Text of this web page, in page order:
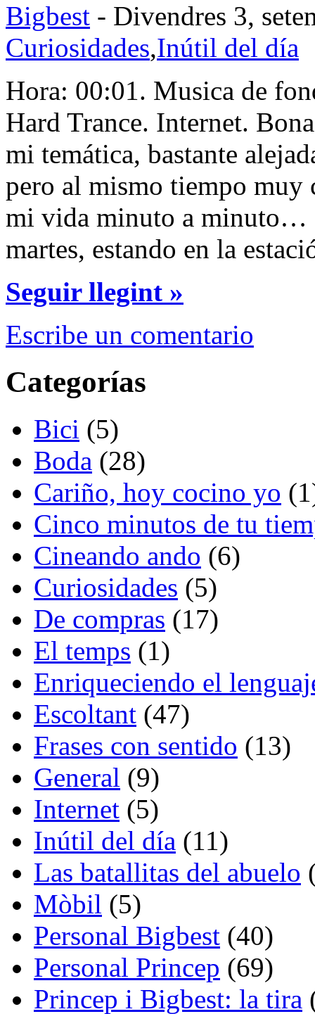
Bigbest - Divendres 3,
Curiosidades,Inútil del día
Hora: 00:01. Musica de
Hard Trance. Internet.
mi temática, bastante
pero al mismo tiempo
mi vida minuto a
martes, estando en la
Seguir llegint »
Escribe un comentario
Categorías
Bici (5)
Boda (28)
Cariño, hoy cocino yo
Cinco minutos de tu
Cineando ando (6)
Curiosidades (5)
De compras (17)
El temps (1)
Enriqueciendo el
Escoltant (47)
Frases con sentido (13)
General (9)
Internet (5)
Inútil del día (11)
Las batallitas del abuelo
Mòbil (5)
Personal Bigbest (40)
Personal Princep (69)
Princep i Bigbest: la tira